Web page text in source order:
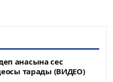
анасына сес
тарады (ВИДЕО)